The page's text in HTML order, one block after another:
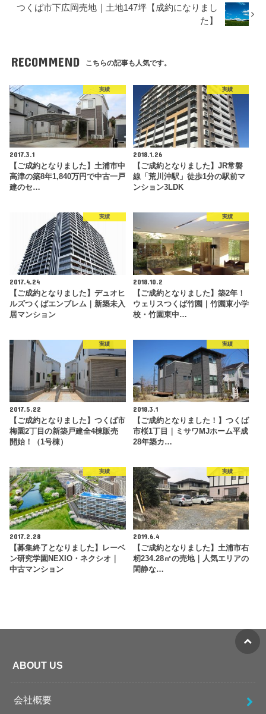
つくば市下広岡売地｜土地147坪【成約になりまし
た】
RECOMMEND こちらの記事も人気です。
実績
2017.3.1
【ご成約となりました】土浦市中
高津の築8年1,840万円で中古一戸
建のセ…
実績
2018.1.26
【ご成約となりました】JR常磐
線「荒川沖駅」徒歩1分の駅前マ
ンション3LDK
実績
2017.4.24
【ご成約となりました】デュオヒ
ルズつくばエンブレム｜新築未入
居マンション
実績
2018.10.2
【ご成約となりました】築2年！
ウェリスつくば竹園｜竹園東小学
校・竹園東中…
実績
2017.5.22
【ご成約となりました】つくば市
梅園2丁目の新築戸建全4棟販売
開始！（1号棟）
実績
2018.3.1
【ご成約となりました！】つくば
市桜1丁目｜ミサワMJホーム平成
28年築カ…
実績
2017.2.28
【募集終了となりました】レーベ
ン研究学園NEXIO・ネクシオ｜
中古マンション
実績
2019.6.4
【ご成約となりました】土浦市右
籾234.28㎡の売地｜人気エリアの
閑静な…
ABOUT US
会社概要